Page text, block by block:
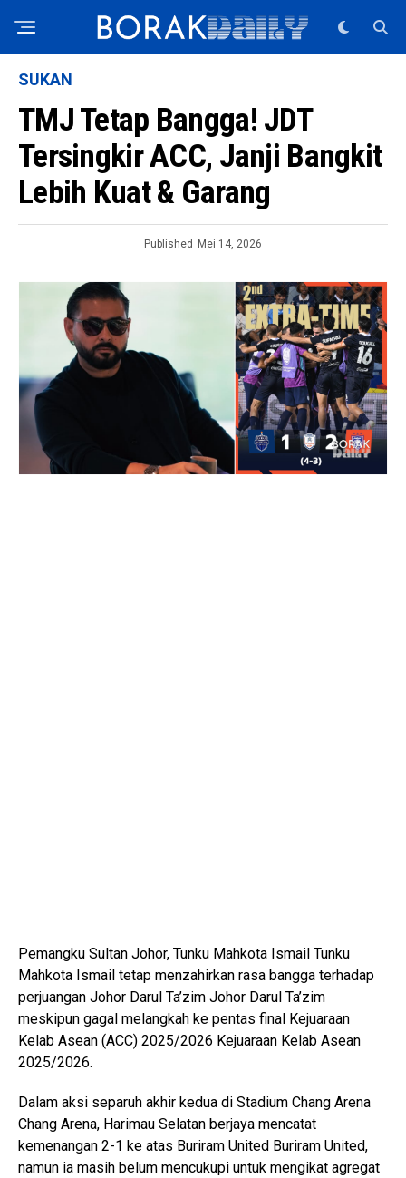
SUKAN
TMJ Tetap Bangga! JDT
Tersingkir ACC, Janji Bangkit
Lebih Kuat & Garang
Published Mei 14, 2026
Pemangku Sultan Johor, Tunku Mahkota Ismail Tunku
Mahkota Ismail tetap menzahirkan rasa bangga terhadap
perjuangan Johor Darul Ta’zim Johor Darul Ta’zim
meskipun gagal melangkah ke pentas final Kejuaraan
Kelab Asean (ACC) 2025/2026 Kejuaraan Kelab Asean
2025/2026.
Dalam aksi separuh akhir kedua di Stadium Chang Arena
Chang Arena, Harimau Selatan berjaya mencatat
kemenangan 2-1 ke atas Buriram United Buriram United,
namun ia masih belum mencukupi untuk mengikat agregat